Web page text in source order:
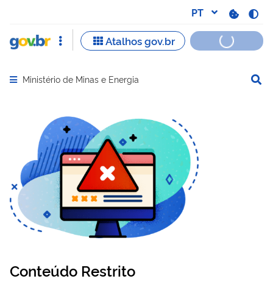
Abrir menu principal de navegação
Ministério de Minas e Energia
Conteúdo Restrito